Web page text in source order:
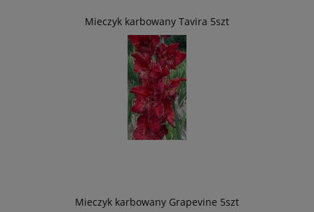
Mieczyk karbowany Tavira 5szt
Mieczyk karbowany Grapevine 5szt